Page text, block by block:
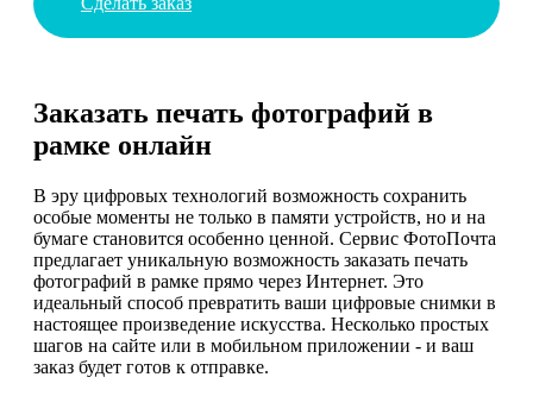
Заказать печать фотографий в
рамке онлайн
В эру цифровых технологий возможность сохранить
особые моменты не только в памяти устройств, но и на
бумаге становится особенно ценной. Сервис ФотоПочта
предлагает уникальную возможность заказать печать
фотографий в рамке прямо через Интернет. Это
идеальный способ превратить ваши цифровые снимки в
настоящее произведение искусства. Несколько простых
шагов на сайте или в мобильном приложении - и ваш
заказ будет готов к отправке.